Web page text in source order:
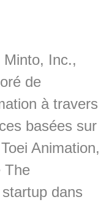
Minto, Inc.,
de
à travers
basées sur
Animation,
The
dans